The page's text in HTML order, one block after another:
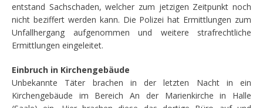
entstand Sachschaden, welcher zum jetzigen Zeitpunkt noch
nicht beziffert werden kann. Die Polizei hat Ermittlungen zum
Unfallhergang aufgenommen und weitere strafrechtliche
Ermittlungen eingeleitet.
Einbruch in Kirchengebäude
Unbekannte Täter brachen in der letzten Nacht in ein
Kirchengebäude im Bereich An der Marienkirche in Halle